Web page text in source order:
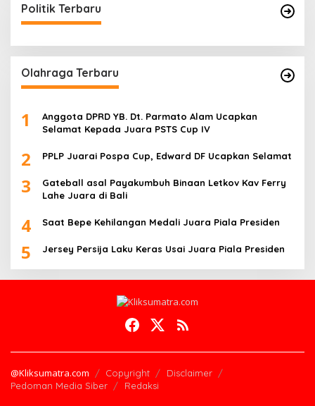
Politik Terbaru
Olahraga Terbaru
1
Anggota DPRD YB. Dt. Parmato Alam Ucapkan
Selamat Kepada Juara PSTS Cup IV
2 PPLP Juarai Pospa Cup, Edward DF Ucapkan Selamat
3
Gateball asal Payakumbuh Binaan Letkov Kav Ferry
Lahe Juara di Bali
4 Saat Bepe Kehilangan Medali Juara Piala Presiden
5 Jersey Persija Laku Keras Usai Juara Piala Presiden
@Kliksumatra.com Copyright
Disclaimer
Pedoman Media Siber
Redaksi